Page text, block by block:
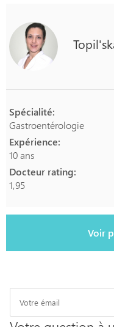
Spécialité:
Gastroentérologie
Expérience:
10 ans
Docteur rating:
1,95
Voir